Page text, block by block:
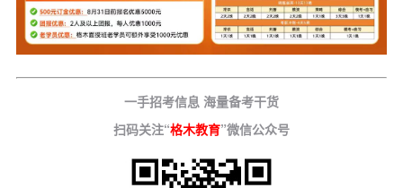
一手招考信息 海量备考干货
扫码关注“格木教育”微信公众号